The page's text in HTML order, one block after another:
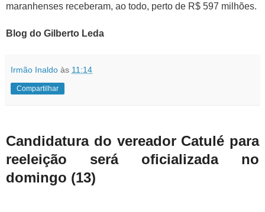
maranhenses receberam, ao todo, perto de R$ 597 milhões.
Blog do Gilberto Leda
Irmão Inaldo às 11:14
Compartilhar
Candidatura do vereador Catulé para
reeleição será oficializada no
domingo (13)